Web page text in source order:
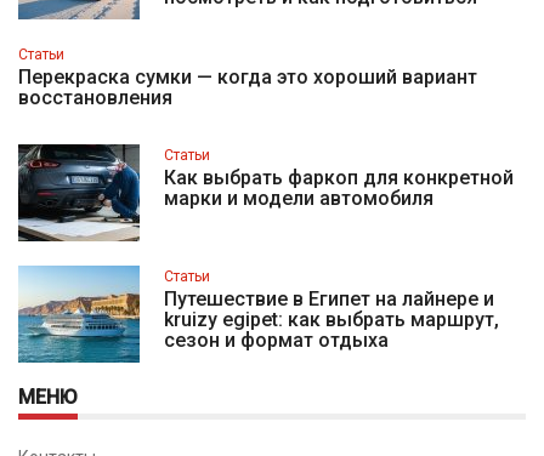
Статьи
Перекраска сумки — когда это хороший вариант
восстановления
Статьи
Как выбрать фаркоп для конкретной
марки и модели автомобиля
Статьи
Путешествие в Египет на лайнере и
kruizy egipet: как выбрать маршрут,
сезон и формат отдыха
МЕНЮ